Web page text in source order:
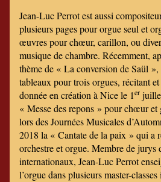
Jean-Luc Perrot est aussi
plusieurs pages pour orgue seul et
œuvres pour chœur, carillon, ou
musique de chambre. Récemment,
thème de « La conversion de Saül
tableaux pour trois orgues, récitant
donnée en création à Nice le 1er
« Messe des repons » pour chœur et
lors des Journées Musicales
2018 la « Cantate de la paix » qui a
orchestre et orgue. Membre de jurys
internationaux, Jean-Luc Perrot
l’orgue dans plusieurs master-